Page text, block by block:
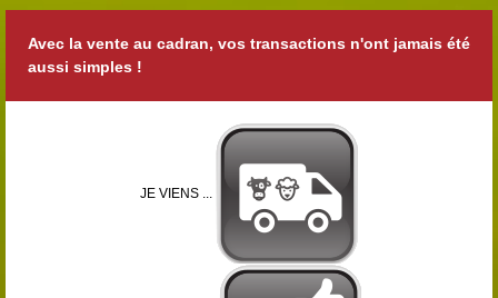
Avec la vente au cadran, vos transactions n'ont jamais été
aussi simples !
JE VIENS ...